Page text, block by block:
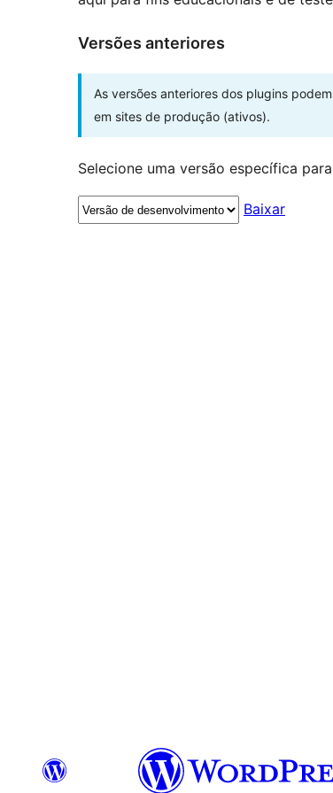
Versões anteriores
As versões anteriores dos plugins
em sites de produção (ativos).
Selecione uma versão específica
Baixar